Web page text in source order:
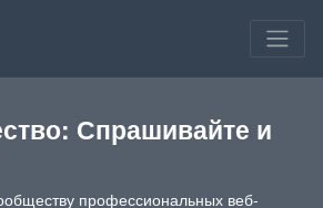
Спрашивайте и
профессиональных веб-